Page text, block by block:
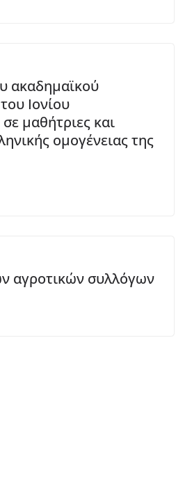
ακαδημαϊκού
Ιονίου
μαθήτριες και
ομογένειας της
αγροτικών συλλόγων